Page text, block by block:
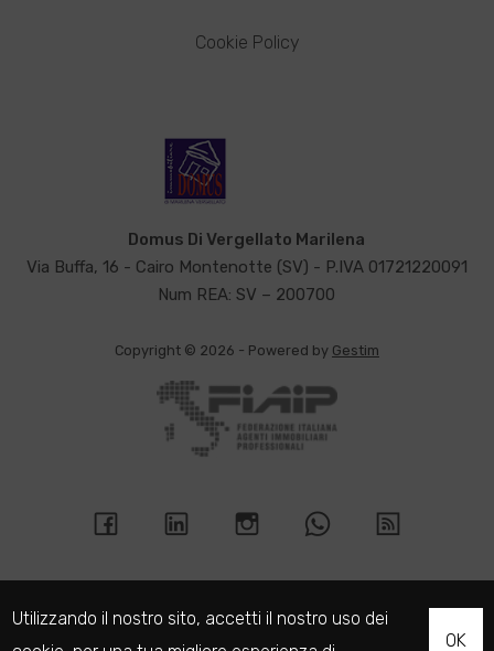
Cookie Policy
Domus Di Vergellato Marilena
Via Buffa, 16 - Cairo Montenotte (SV) - P.IVA 01721220091
Num REA: SV – 200700
Copyright © 2026 - Powered by Gestim
Utilizzando il nostro sito, accetti il nostro uso dei
OK